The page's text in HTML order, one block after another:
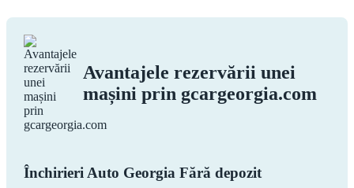
Avantajele rezervării unei
mașini prin gcargeorgia.com
Închirieri Auto Georgia Fără depozit